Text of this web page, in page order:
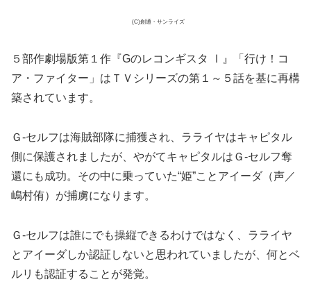
(C)創通・サンライズ
５部作劇場版第１作『Gのレコンギスタ Ⅰ』「行け！コ
ア・ファイター」はＴＶシリーズの第１～５話を基に再構
築されています。
Ｇ-セルフは海賊部隊に捕獲され、ラライヤはキャピタル
側に保護されましたが、やがてキャピタルはＧ-セルフ奪
還にも成功。その中に乗っていた“姫”ことアイーダ（声／
嶋村侑）が捕虜になります。
Ｇ-セルフは誰にでも操縦できるわけではなく、ラライヤ
とアイーダしか認証しないと思われていましたが、何とベ
ルリも認証することが発覚。